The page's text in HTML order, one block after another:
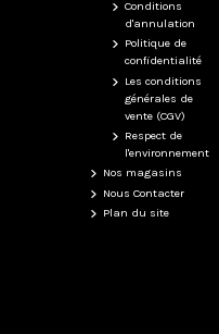
Conditions
d'annulation
Politique de
confidentialité
Les conditions
générales de
vente (CGV)
Respect de
l'environnement
Nos magasins
Nous Contacter
Plan du site